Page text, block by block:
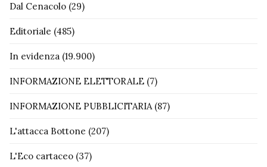
Dal Cenacolo (29)
Editoriale (485)
In evidenza (19.900)
INFORMAZIONE ELETTORALE (7)
INFORMAZIONE PUBBLICITARIA(87)
L'attacca Bottone (207)
L'Eco cartaceo (37)